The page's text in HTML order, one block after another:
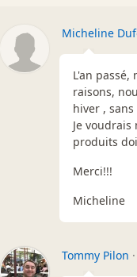
Micheline
L'an
raisons,
hiver ,
Je
produits
Merci!!!
Micheline
Tommy Pilon ·